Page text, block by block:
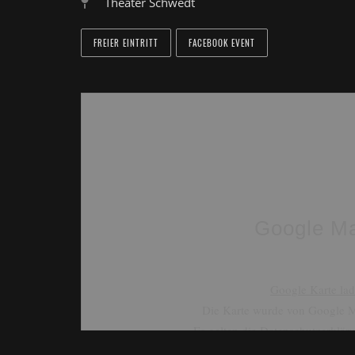
FREIER EINTRITT FACEBOOK EVENT
Es gelten die